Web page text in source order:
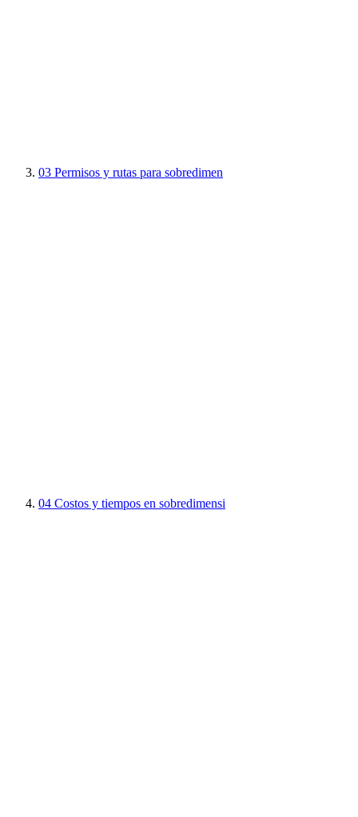
03 Permisos y rutas para sobredimen
04 Costos y tiempos en sobredimensi